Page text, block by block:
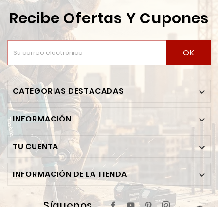
Recibe Ofertas Y Cupones
OK
CATEGORIAS DESTACADAS 
INFORMACIÓN 
TU CUENTA 
INFORMACIÓN DE LA TIENDA 